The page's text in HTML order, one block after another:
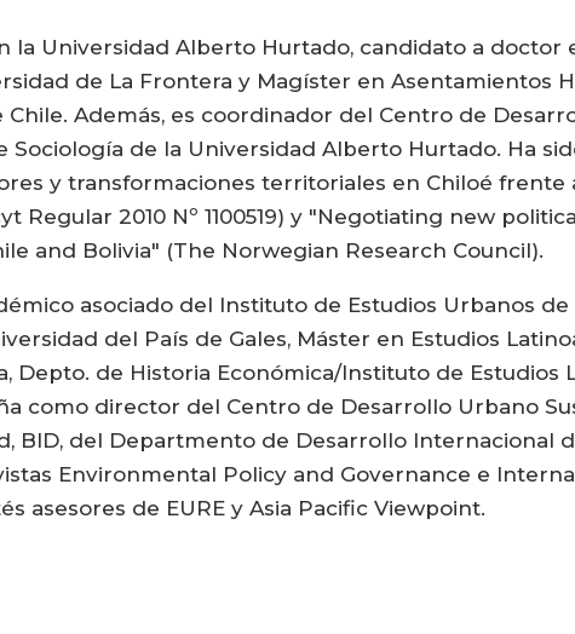
la Universidad Alberto Hurtado, candidato a doctor
de La Frontera y Magíster en Asentamientos
Además, es coordinador del Centro de
Sociología de la Universidad Alberto Hurtado. Ha
y transformaciones territoriales en Chiloé frente
Regular 2010 Nº 1100519) y "Negotiating new
and Bolivia" (The Norwegian Research Council).
asociado del Instituto de Estudios Urbanos
del País de Gales, Máster en Estudios
Depto. de Historia Económica/Instituto de Estudios
como director del Centro de Desarrollo Urbano
BID, del Departmento de Desarrollo Internacional
Environmental Policy and Governance e
asesores de EURE y Asia Pacific Viewpoint.